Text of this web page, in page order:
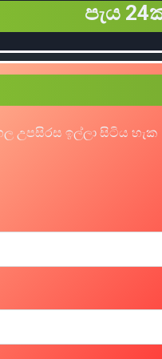
පැය
උපසිරස ඉල්ලා සිටිය හැක